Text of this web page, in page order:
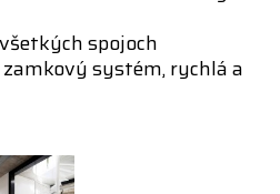
spojoch
systém, rychlá a